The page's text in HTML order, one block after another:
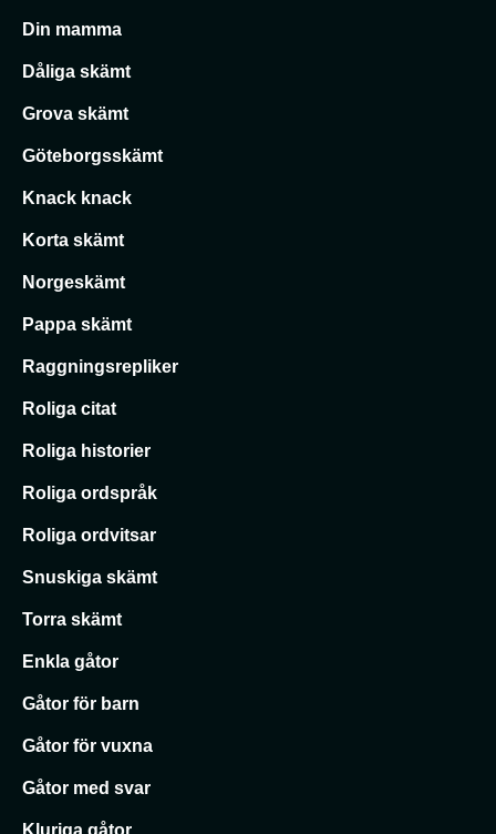
Din mamma
Dåliga skämt
Grova skämt
Göteborgsskämt
Knack knack
Korta skämt
Norgeskämt
Pappa skämt
Raggningsrepliker
Roliga citat
Roliga historier
Roliga ordspråk
Roliga ordvitsar
Snuskiga skämt
Torra skämt
Enkla gåtor
Gåtor för barn
Gåtor för vuxna
Gåtor med svar
Kluriga gåtor